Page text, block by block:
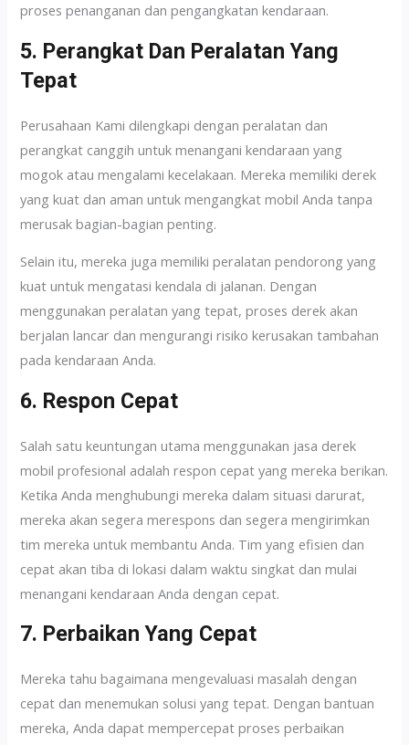
proses penanganan dan pengangkatan kendaraan.
5. Perangkat Dan Peralatan Yang
Tepat
Perusahaan Kami dilengkapi dengan peralatan dan
perangkat canggih untuk menangani kendaraan yang
mogok atau mengalami kecelakaan. Mereka memiliki derek
yang kuat dan aman untuk mengangkat mobil Anda tanpa
merusak bagian-bagian penting.
Selain itu, mereka juga memiliki peralatan pendorong yang
kuat untuk mengatasi kendala di jalanan. Dengan
menggunakan peralatan yang tepat, proses derek akan
berjalan lancar dan mengurangi risiko kerusakan tambahan
pada kendaraan Anda.
6. Respon Cepat
Salah satu keuntungan utama menggunakan jasa derek
mobil profesional adalah respon cepat yang mereka berikan.
Ketika Anda menghubungi mereka dalam situasi darurat,
mereka akan segera merespons dan segera mengirimkan
tim mereka untuk membantu Anda. Tim yang efisien dan
cepat akan tiba di lokasi dalam waktu singkat dan mulai
menangani kendaraan Anda dengan cepat.
7. Perbaikan Yang Cepat
Mereka tahu bagaimana mengevaluasi masalah dengan
cepat dan menemukan solusi yang tepat. Dengan bantuan
mereka, Anda dapat mempercepat proses perbaikan